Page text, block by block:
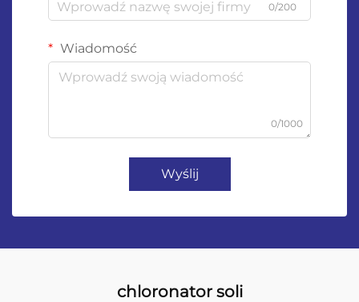
0/200
Wiadomość
0/1000
Wyślij
chloronator soli